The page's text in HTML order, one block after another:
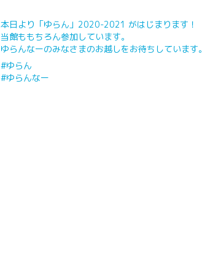
本日より「ゆらん」2020-2021 がはじまります！
当館ももちろん参加しています。
ゆらんなーのみなさまのお越しをお待ちしています。
#ゆらん
#ゆらんなー